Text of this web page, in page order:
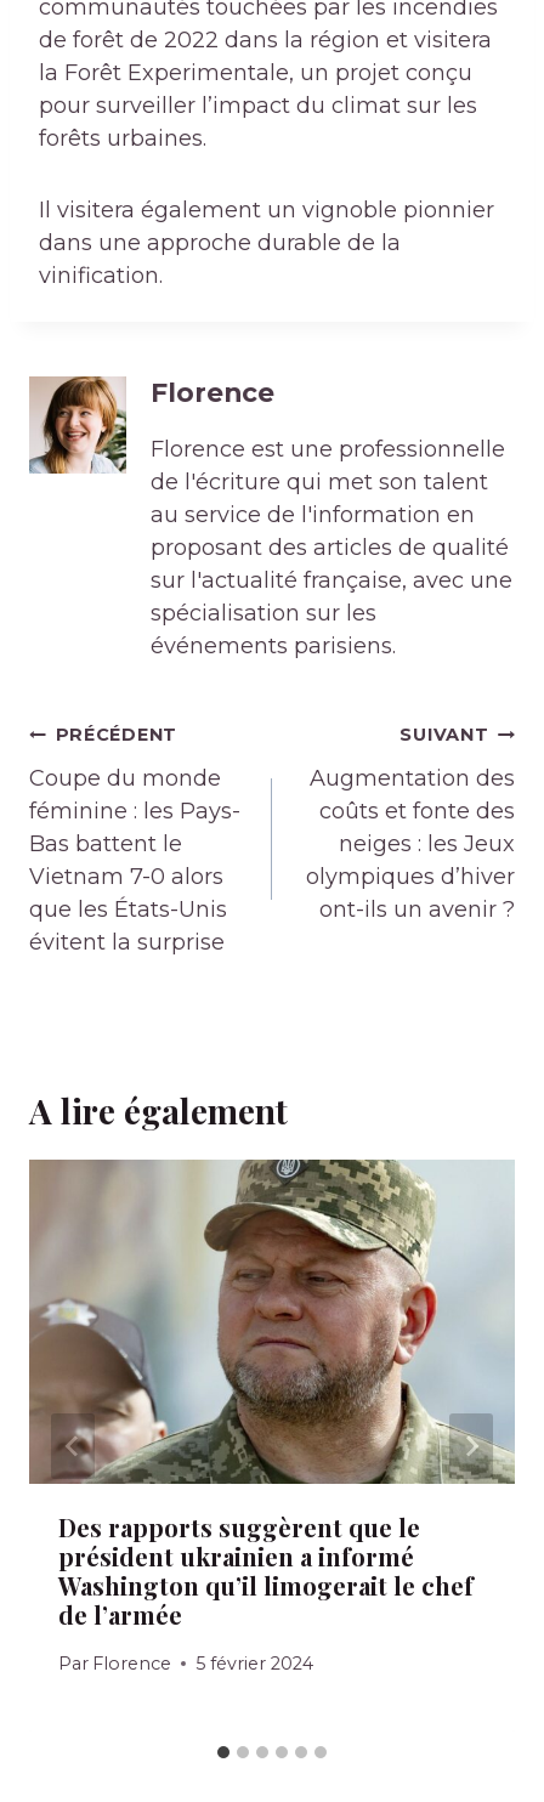
communautés touchées par les incendies
de forêt de 2022 dans la région et visitera
la Forêt Experimentale, un projet conçu
pour surveiller l’impact du climat sur les
forêts urbaines.
Il visitera également un vignoble pionnier
dans une approche durable de la
vinification.
Florence
Florence est une professionnelle
de l'écriture qui met son talent
au service de l'information en
proposant des articles de qualité
sur l'actualité française, avec une
spécialisation sur les
événements parisiens.
Navigation
de
l’article
PRÉCÉDENT
Coupe du monde
féminine : les Pays-
Bas battent le
Vietnam 7-0 alors
que les États-Unis
évitent la surprise
SUIVANT
Augmentation des
coûts et fonte des
neiges : les Jeux
olympiques d’hiver
ont-ils un avenir ?
A lire également
Des rapports suggèrent que le
président ukrainien a informé
Washington qu’il limogerait le chef
de l’armée
Par Florence 5 février 2024